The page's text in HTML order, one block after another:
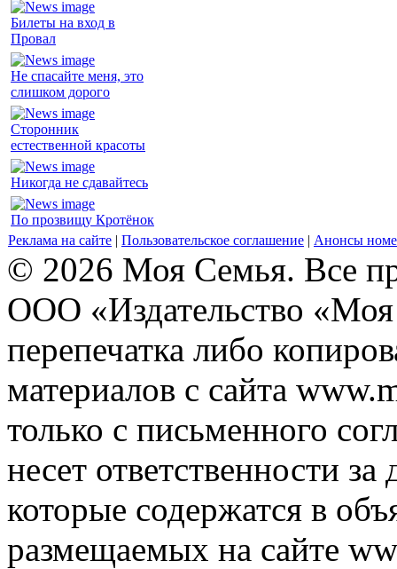
Билеты на вход в
Провал
Не спасайте меня, это
слишком дорого
Сторонник
естественной красоты
Никогда не сдавайтесь
По прозвищу Кротёнок
Реклама на сайте | Пользовательское соглашение | Анонсы
© 2026 Моя Семья. Все
ООО «Издательство
перепечатка либо
материалов с сайта
только с письменного
несет ответственности
которые содержатся в
размещаемых на сайте